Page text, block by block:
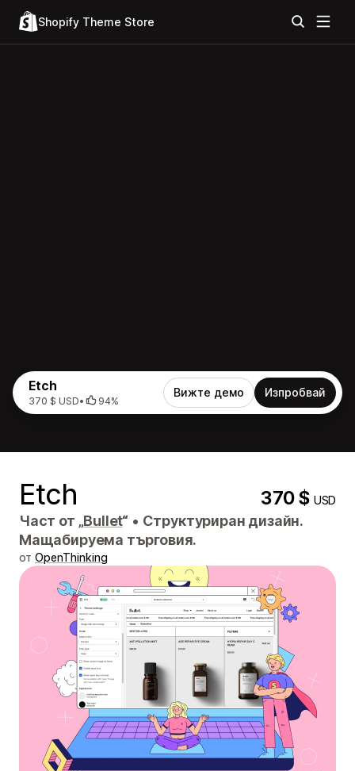
Shopify Theme Store
Etch
370 $ USD• 94%
Вижте демо Изпробвай
Etch 370 $USD
Част от „Bullet“ • Структуриран дизайн.
Мащабируема търговия.
от OpenThinking